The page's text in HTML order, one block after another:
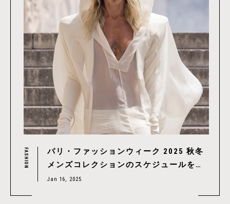
FASHION
パリ・ファッションウィーク 2025 秋冬
メンズコレクションのスケジュールをチ
ェック！｜Paris Fashion Week 2025
Jan 16, 2025